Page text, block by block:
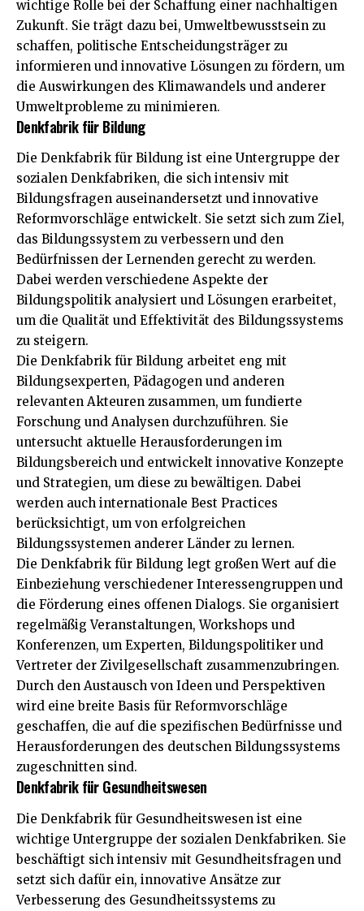
wichtige Rolle bei der Schaffung einer nachhaltigen
Zukunft. Sie trägt dazu bei, Umweltbewusstsein zu
schaffen, politische Entscheidungsträger zu
informieren und innovative Lösungen zu fördern, um
die Auswirkungen des Klimawandels und anderer
Umweltprobleme zu minimieren.
Denkfabrik für Bildung
Die Denkfabrik für Bildung ist eine Untergruppe der
sozialen Denkfabriken, die sich intensiv mit
Bildungsfragen auseinandersetzt und innovative
Reformvorschläge entwickelt. Sie setzt sich zum Ziel,
das Bildungssystem zu verbessern und den
Bedürfnissen der Lernenden gerecht zu werden.
Dabei werden verschiedene Aspekte der
Bildungspolitik analysiert und Lösungen erarbeitet,
um die Qualität und Effektivität des Bildungssystems
zu steigern.
Die Denkfabrik für Bildung arbeitet eng mit
Bildungsexperten, Pädagogen und anderen
relevanten Akteuren zusammen, um fundierte
Forschung und Analysen durchzuführen. Sie
untersucht aktuelle Herausforderungen im
Bildungsbereich und entwickelt innovative Konzepte
und Strategien, um diese zu bewältigen. Dabei
werden auch internationale Best Practices
berücksichtigt, um von erfolgreichen
Bildungssystemen anderer Länder zu lernen.
Die Denkfabrik für Bildung legt großen Wert auf die
Einbeziehung verschiedener Interessengruppen und
die Förderung eines offenen Dialogs. Sie organisiert
regelmäßig Veranstaltungen, Workshops und
Konferenzen, um Experten, Bildungspolitiker und
Vertreter der Zivilgesellschaft zusammenzubringen.
Durch den Austausch von Ideen und Perspektiven
wird eine breite Basis für Reformvorschläge
geschaffen, die auf die spezifischen Bedürfnisse und
Herausforderungen des deutschen Bildungssystems
zugeschnitten sind.
Denkfabrik für Gesundheitswesen
Die Denkfabrik für Gesundheitswesen ist eine
wichtige Untergruppe der sozialen Denkfabriken. Sie
beschäftigt sich intensiv mit Gesundheitsfragen und
setzt sich dafür ein, innovative Ansätze zur
Verbesserung des Gesundheitssystems zu